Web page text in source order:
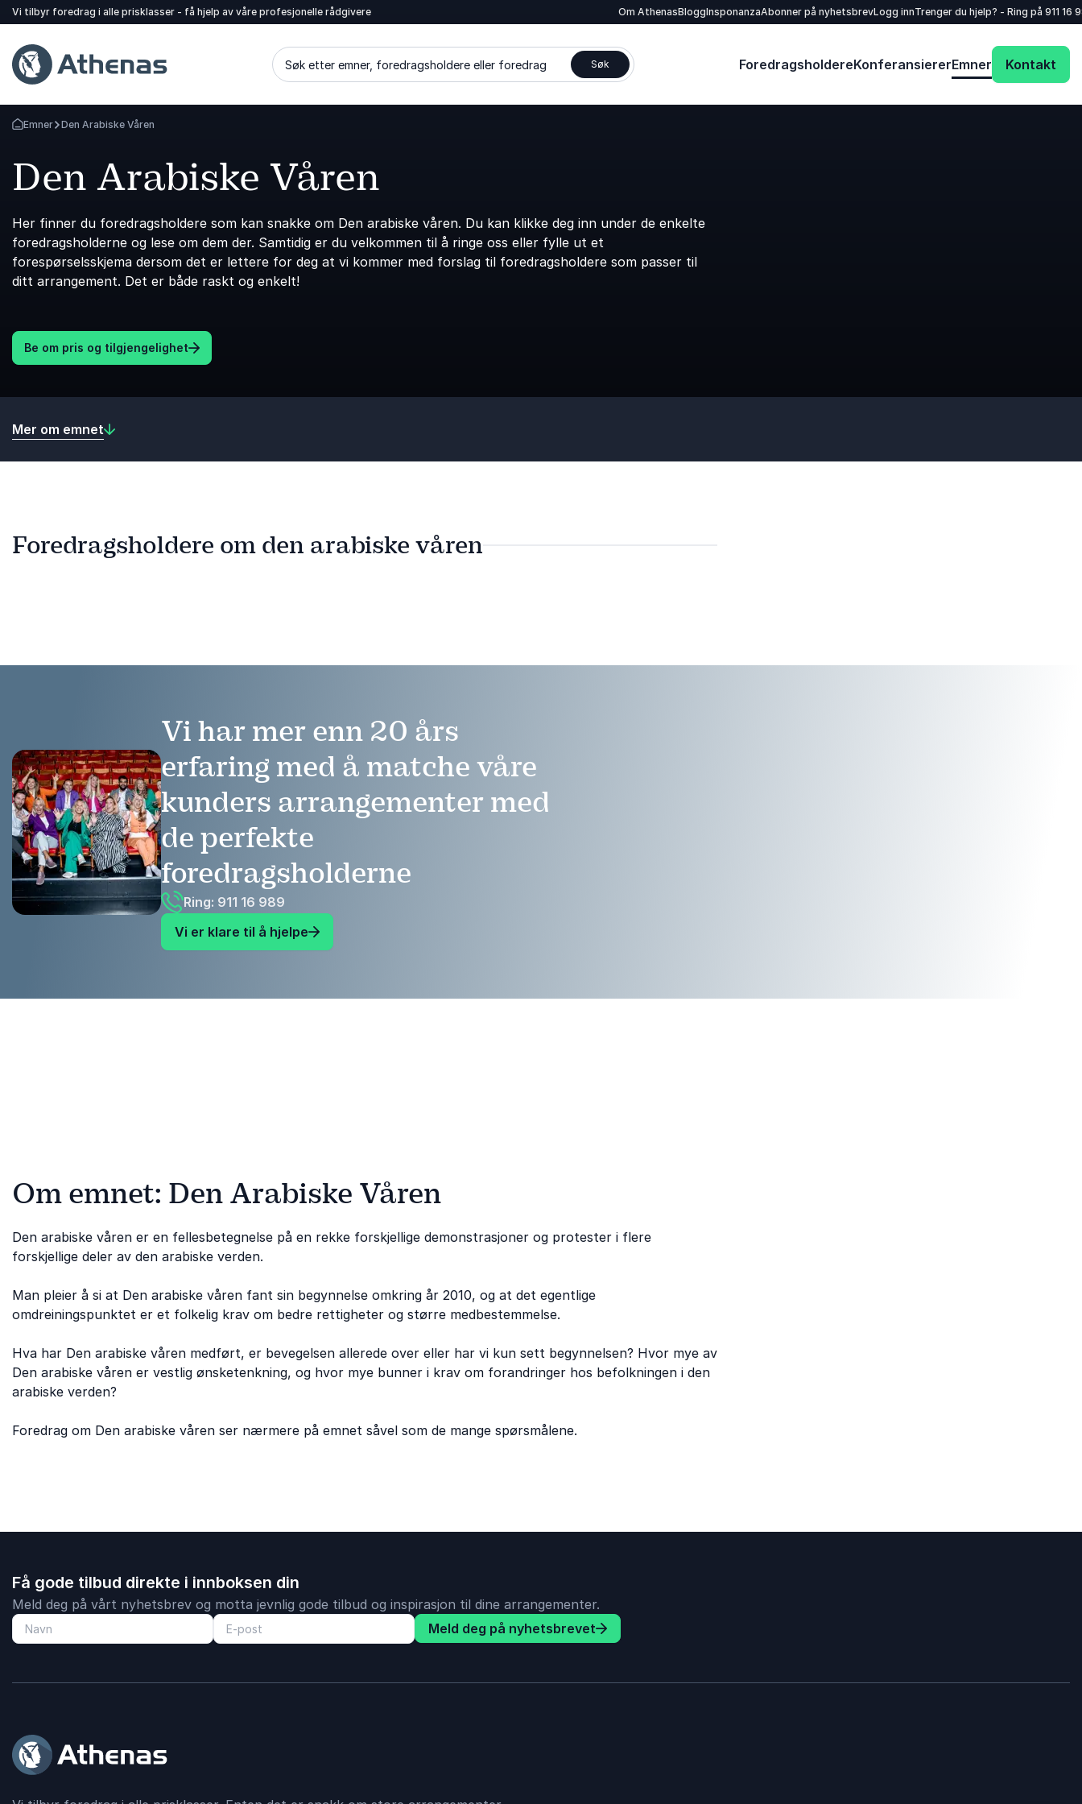
Vi tilbyr foredrag i alle prisklasser - få hjelp av våre profesjonelle rådgivere Om AthenasBloggInsponanzaAbonner på nyhetsbrevLogg innTrenger du hjelp? - Ring på 911 16
Søk etter emner, foredragsholdere eller foredrag Søk ForedragsholdereKonferansiererEmner Kontakt
Gå tilbake til startsiden
Emner Den Arabiske Våren
Den Arabiske Våren
Her finner du foredragsholdere som kan snakke om Den arabiske våren. Du kan klikke deg inn under de enkelte
foredragsholderne og lese om dem der. Samtidig er du velkommen til å ringe oss eller fylle ut et
forespørselsskjema dersom det er lettere for deg at vi kommer med forslag til foredragsholdere som passer til
ditt arrangement. Det er både raskt og enkelt!
Be om pris og tilgjengelighet
Mer om emnet
Foredragsholdere om den arabiske våren
Vi har mer enn 20 års
erfaring med å matche våre
kunders arrangementer med
de perfekte
foredragsholderne
Ring: 911 16 989
Vi er klare til å hjelpe
Om emnet: Den Arabiske Våren
Den arabiske våren er en fellesbetegnelse på en rekke forskjellige demonstrasjoner og protester i flere
forskjellige deler av den arabiske verden.
Man pleier å si at Den arabiske våren fant sin begynnelse omkring år 2010, og at det egentlige
omdreiningspunktet er et folkelig krav om bedre rettigheter og større medbestemmelse.
Hva har Den arabiske våren medført, er bevegelsen allerede over eller har vi kun sett begynnelsen? Hvor mye av
Den arabiske våren er vestlig ønsketenkning, og hvor mye bunner i krav om forandringer hos befolkningen i den
arabiske verden?
Foredrag om Den arabiske våren ser nærmere på emnet såvel som de mange spørsmålene.
Få gode tilbud direkte i innboksen din
Meld deg på vårt nyhetsbrev og motta jevnlig gode tilbud og inspirasjon til dine arrangementer.
Meld deg på nyhetsbrevet